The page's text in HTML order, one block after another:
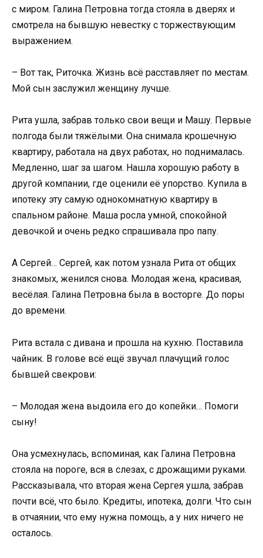
с миром. Галина Петровна тогда стояла в дверях и
смотрела на бывшую невестку с торжествующим
выражением.
– Вот так, Риточка. Жизнь всё расставляет по местам.
Мой сын заслужил женщину лучше.
Рита ушла, забрав только свои вещи и Машу. Первые
полгода были тяжёлыми. Она снимала крошечную
квартиру, работала на двух работах, но поднималась.
Медленно, шаг за шагом. Нашла хорошую работу в
другой компании, где оценили её упорство. Купила в
ипотеку эту самую однокомнатную квартиру в
спальном районе. Маша росла умной, спокойной
девочкой и очень редко спрашивала про папу.
А Сергей… Сергей, как потом узнала Рита от общих
знакомых, женился снова. Молодая жена, красивая,
весёлая. Галина Петровна была в восторге. До поры
до времени.
Рита встала с дивана и прошла на кухню. Поставила
чайник. В голове всё ещё звучал плачущий голос
бывшей свекрови:
– Молодая жена выдоила его до копейки… Помоги
сыну!
Она усмехнулась, вспоминая, как Галина Петровна
стояла на пороге, вся в слезах, с дрожащими руками.
Рассказывала, что вторая жена Сергея ушла, забрав
почти всё, что было. Кредиты, ипотека, долги. Что сын
в отчаянии, что ему нужна помощь, а у них ничего не
осталось.